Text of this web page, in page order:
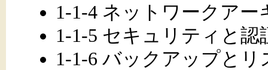
1-1-4 ネットワークアー
1-1-5 セキュリティと認
1-1-6 バックアップとリ